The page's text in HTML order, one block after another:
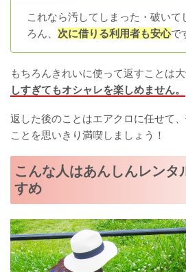
これなら汚してしまった・破いて
ろん、 次に借りる利用者も安心で
もちろんきれいに使って返すことは大
しすぎてもオシャレを楽しめません。
返した後のことはエアクロに任せて
ことを思いきり満喫しましょう！
こんな人はあんしんレンタ
すめ